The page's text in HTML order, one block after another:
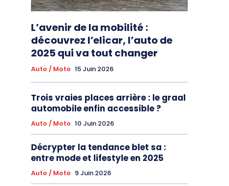
L’avenir de la mobilité :
découvrez l’elicar, l’auto de
2025 qui va tout changer
Auto / Moto 15 Juin 2026
Trois vraies places arrière : le graal
automobile enfin accessible ?
Auto / Moto 10 Juin 2026
Décrypter la tendance blet sa :
entre mode et lifestyle en 2025
Auto / Moto 9 Juin 2026